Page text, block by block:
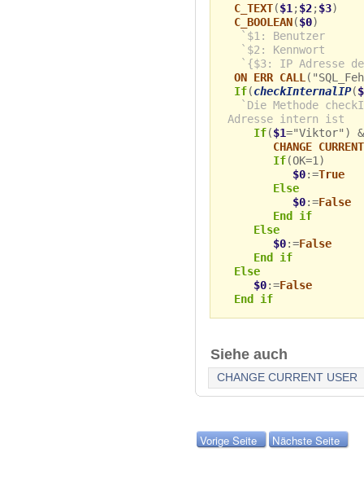
C_TEXT($1 ;$2;$3)
C_BOOLEAN($0)
`$1: Benutzer
`$2: Kennwort
`{$3: IP Adresse
ON ERR CALL
If(checkInternalIP(
`Die Methode
Adresse intern ist
If($1="Viktor")
CHANGE
If(OK=1)
$0:=True
Else
$0:=False
End if
Else
$0:=False
End if
Else
$0:=False
End if
Siehe auch
CHANGE CURRENT USER
Vorige Seite Nächste Seite